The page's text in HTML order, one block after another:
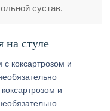
сустав.
на стуле
и